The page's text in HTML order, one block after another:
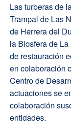
Las turberas de
Trampal de Las
de Herrera del
la Biosfera de
de restauración
en colaboración
Centro de
actuaciones se
colaboración
entidades.